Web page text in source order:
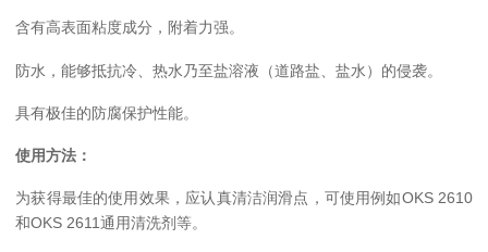
含有高表面粘度成分，附着力强。
防水，能够抵抗冷、热水乃至盐溶液（道路盐、盐水）的侵袭。
具有极佳的防腐保护性能。
使用方法：
为获得最佳的使用效果，应认真清洁润滑点，可使用例如OKS 2610
和OKS 2611通用清洗剂等。